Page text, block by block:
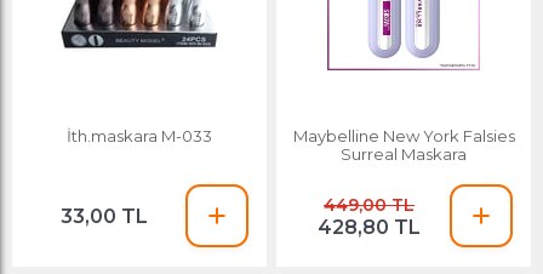
İth.maskara M-033
33,00 TL
Maybelline New York Falsies
Surreal Maskara
449,00 TL
428,80 TL